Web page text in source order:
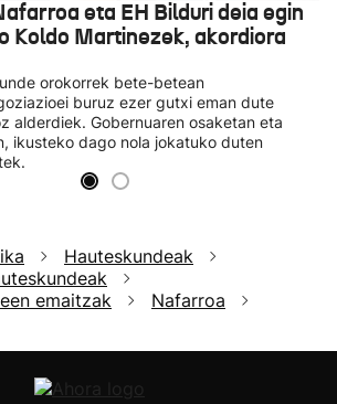
eta EH Bilduri deia egin
Koldo Martinezek, akordiora
orokorrek bete-betean
buruz ezer gutxi eman dute
alderdiek. Gobernuaren osaketan eta
ikusteko dago nola jokatuko duten
Hauteskundeak
emaitzak
Nafarroa